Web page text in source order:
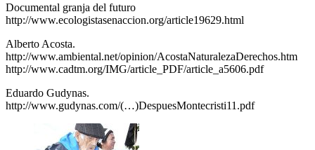
Documental granja del futuro
http://www.ecologistasenaccion.org/article19629.html
Alberto Acosta.
http://www.ambiental.net/opinion/AcostaNaturalezaDerechos.htm
http://www.cadtm.org/IMG/article_PDF/article_a5606.pdf
Eduardo Gudynas.
http://www.gudynas.com/(…)DespuesMontecristi11.pdf